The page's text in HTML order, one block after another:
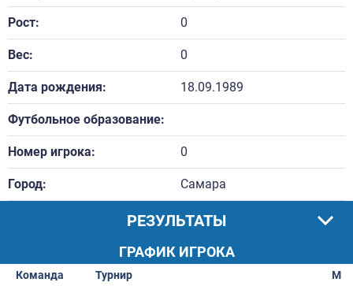
Рост: 0
Вес: 0
Дата рождения: 18.09.1989
Футбольное образование:
Номер игрока: 0
Город: Самара
РЕЗУЛЬТАТЫ
ГРАФИК ИГРОКА
Команда Турнир М